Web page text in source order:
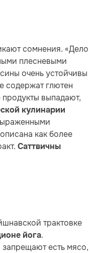
сомнения. «Дело
плесневыми
очень устойчивы
содержат глютен
выпадают,
кулинарии
как более
Саттвичны
трактовке
йога.
запрещают есть мясо,